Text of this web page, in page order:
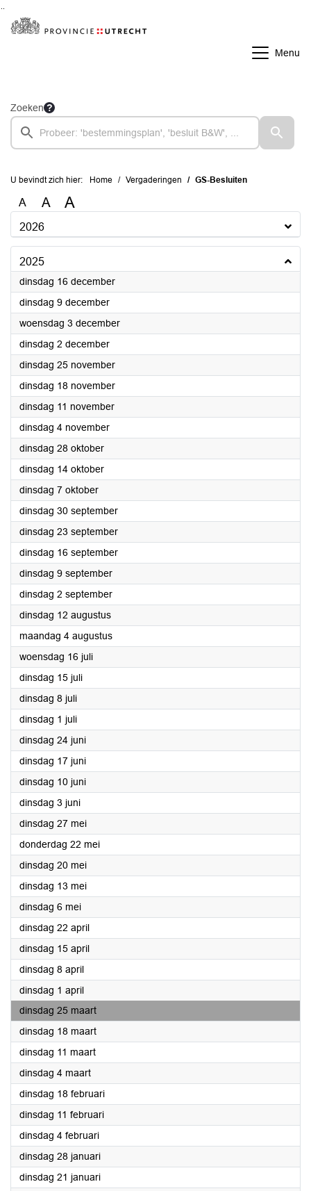
Menu
Zoeken
U bevindt zich hier: Home Vergaderingen GS-Besluiten
A A A
2026
2025
dinsdag 16 december2025
dinsdag 9 december2025
woensdag 3 december2025
dinsdag 2 december2025
dinsdag 25 november2025
dinsdag 18 november2025
dinsdag 11 november2025
dinsdag 4 november2025
dinsdag 28 oktober2025
dinsdag 14 oktober2025
dinsdag 7 oktober2025
dinsdag 30 september2025
dinsdag 23 september2025
dinsdag 16 september2025
dinsdag 9 september2025
dinsdag 2 september2025
dinsdag 12 augustus2025
maandag 4 augustus2025
woensdag 16 juli2025
dinsdag 15 juli2025
dinsdag 8 juli2025
dinsdag 1 juli2025
dinsdag 24 juni2025
dinsdag 17 juni2025
dinsdag 10 juni2025
dinsdag 3 juni2025
dinsdag 27 mei2025
donderdag 22 mei2025
dinsdag 20 mei2025
dinsdag 13 mei2025
dinsdag 6 mei2025
dinsdag 22 april2025
dinsdag 15 april2025
dinsdag 8 april2025
dinsdag 1 april2025
dinsdag 25 maart2025
dinsdag 18 maart2025
dinsdag 11 maart2025
dinsdag 4 maart2025
dinsdag 18 februari2025
dinsdag 11 februari2025
dinsdag 4 februari2025
dinsdag 28 januari2025
dinsdag 21 januari2025